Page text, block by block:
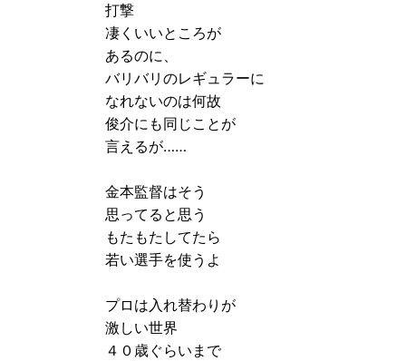
打撃
凄くいいところが
あるのに、
バリバリのレギュラーに
なれないのは何故
俊介にも同じことが
言えるが……
金本監督はそう
思ってると思う
もたもたしてたら
若い選手を使うよ
プロは入れ替わりが
激しい世界
４０歳ぐらいまで